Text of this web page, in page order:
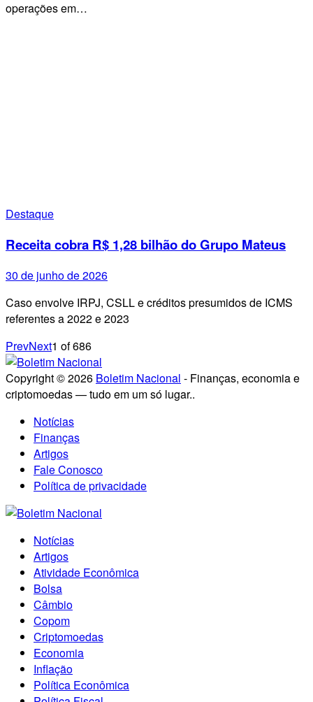
operações em…
Destaque
Receita cobra R$ 1,28 bilhão do Grupo Mateus
30 de junho de 2026
Caso envolve IRPJ, CSLL e créditos presumidos de ICMS
referentes a 2022 e 2023
PrevNext1 of686
Copyright © 2026 Boletim Nacional - Finanças, economia e
criptomoedas — tudo em um só lugar..
Notícias
Finanças
Artigos
Fale Conosco
Política de privacidade
Notícias
Artigos
Atividade Econômica
Bolsa
Câmbio
Copom
Criptomoedas
Economia
Inflação
Política Econômica